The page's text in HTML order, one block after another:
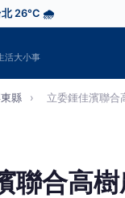
北 26°C 🌧️
活大小事
縣 › 立委鍾佳濱聯合
聯合高